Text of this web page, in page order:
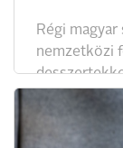
Régi
nemzetközi